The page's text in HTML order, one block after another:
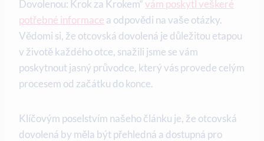
Dovolenou: Krok za Krokem“⁤vám poskytl veškeré
potřebné informace a odpovědi‌ na vaše‌ otázky.
Vědomi ⁤si, že otcovská dovolená je důležitou etapou⁤
v životě každého otce, snažili jsme se ‍vám
poskytnout ‌jasný‌ průvodce, ​který vás⁣ provede⁣ celým
procesem od začátku‌ do konce.
Klíčovým poselstvím našeho článku⁤ je, že otcovská⁣
dovolená by měla být ⁢přehledná​ a dostupná pro